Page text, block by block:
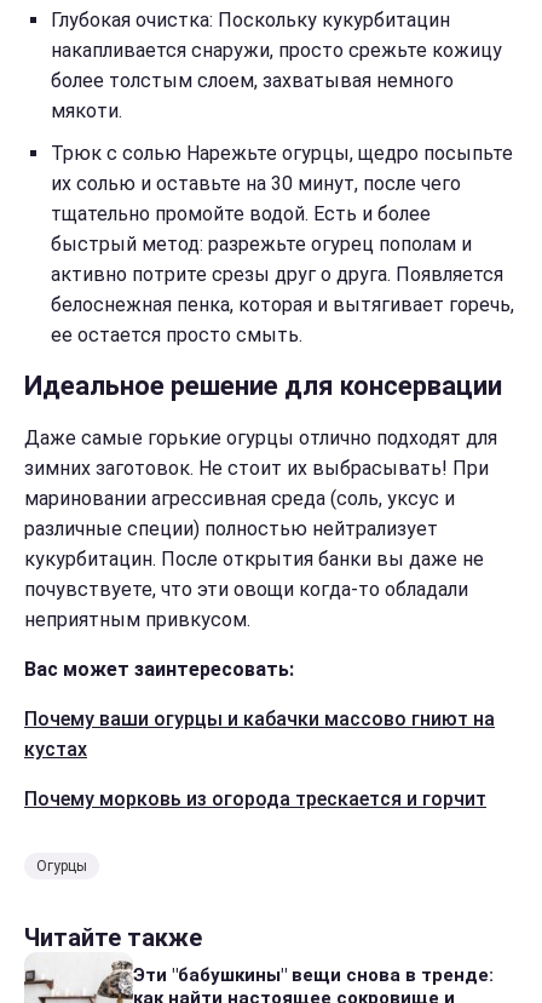
Глубокая очистка: Поскольку кукурбитацин
накапливается снаружи, просто срежьте кожицу
более толстым слоем, захватывая немного
мякоти.
Трюк с солью Нарежьте огурцы, щедро посыпьте
их солью и оставьте на 30 минут, после чего
тщательно промойте водой. Есть и более
быстрый метод: разрежьте огурец пополам и
активно потрите срезы друг о друга. Появляется
белоснежная пенка, которая и вытягивает горечь,
ее остается просто смыть.
Идеальное решение для консервации
Даже самые горькие огурцы отлично подходят для
зимних заготовок. Не стоит их выбрасывать! При
мариновании агрессивная среда (соль, уксус и
различные специи) полностью нейтрализует
кукурбитацин. После открытия банки вы даже не
почувствуете, что эти овощи когда-то обладали
неприятным привкусом.
Вас может заинтересовать:
Почему ваши огурцы и кабачки массово гниют на
кустах
Почему морковь из огорода трескается и горчит
Огурцы
Читайте также
Эти "бабушкины" вещи снова в тренде:
как найти настоящее сокровище и